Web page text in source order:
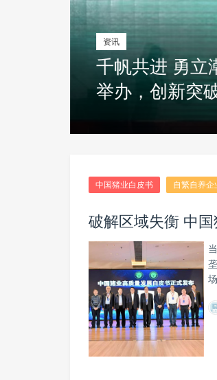
资讯
千帆共进 勇立
举办，创新突
资讯
棕榈股份：工
中国猪业白皮书 自繁自养企
破解区域失衡 中